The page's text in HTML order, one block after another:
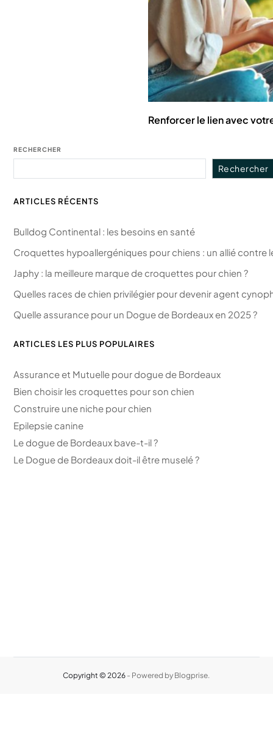
Renforcer le lien avec
RECHERCHER
Rechercher
ARTICLES RÉCENTS
Bulldog Continental : les besoins en santé
Croquettes hypoallergéniques pour chiens : un allié contre
Japhy : la meilleure marque de croquettes pour chien ?
Quelles races de chien privilégier pour devenir agent
Quelle assurance pour un Dogue de Bordeaux en 2025 ?
ARTICLES LES PLUS POPULAIRES
Assurance et Mutuelle pour dogue de Bordeaux
Bien choisir les croquettes pour son chien
Construire une niche pour chien
Epilepsie canine
Le dogue de Bordeaux bave-t-il ?
Le Dogue de Bordeaux doit-il être muselé ?
Copyright © 2026 - Powered by Blogprise.